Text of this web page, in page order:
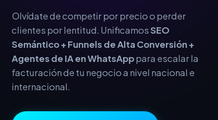
Olvídate de competir por precio o perder
clientes por lentitud. UnificamosSEO
Semántico + Funnels de Alta Conversión +
Agentes de IA en WhatsApppara escalar la
facturación de tu negocio a nivel nacional e
internacional.